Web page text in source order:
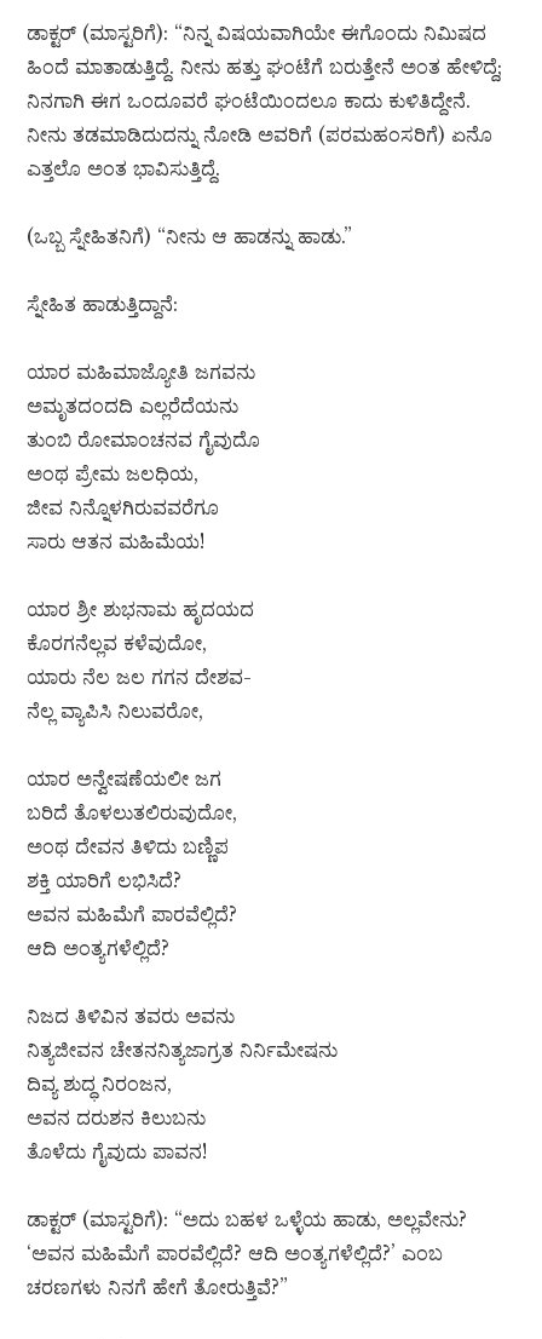
ಡಾಕ್ಟರ್ (ಮಾಸ್ಟರಿಗೆ): “ನಿನ್ನ ವಿಷಯವಾಗಿಯೇ ಈಗೊಂದು ನಿಮಿಷದ
ಹಿಂದೆ ಮಾತಾಡುತ್ತಿದ್ದೆ. ನೀನು ಹತ್ತು ಘಂಟೆಗೆ ಬರುತ್ತೇನೆ ಅಂತ ಹೇಳಿದ್ದೆ;
ನಿನಗಾಗಿ ಈಗ ಒಂದೂವರೆ ಘಂಟೆಯಿಂದಲೂ ಕಾದು ಕುಳಿತಿದ್ದೇನೆ.
ನೀನು ತಡಮಾಡಿದುದನ್ನು ನೋಡಿ ಅವರಿಗೆ (ಪರಮಹಂಸರಿಗೆ) ಏನೊ
ಎತ್ತಲೊ ಅಂತ ಭಾವಿಸುತ್ತಿದ್ದೆ.
(ಒಬ್ಬ ಸ್ನೇಹಿತನಿಗೆ) “ನೀನು ಆ ಹಾಡನ್ನು ಹಾಡು.”
ಸ್ನೇಹಿತ ಹಾಡುತ್ತಿದ್ದಾನೆ:
ಯಾರ ಮಹಿಮಾಜ್ಯೋತಿ ಜಗವನು
ಅಮೃತದಂದದಿ ಎಲ್ಲರೆದೆಯನು
ತುಂಬಿ ರೋಮಾಂಚನವ ಗೈವುದೊ
ಅಂಥ ಪ್ರೇಮ ಜಲಧಿಯ,
ಜೀವ ನಿನ್ನೊಳಗಿರುವವರೆಗೂ
ಸಾರು ಆತನ ಮಹಿಮೆಯ!
ಯಾರ ಶ್ರೀ ಶುಭನಾಮ ಹೃದಯದ
ಕೊರಗನೆಲ್ಲವ ಕಳೆವುದೋ,
ಯಾರು ನೆಲ ಜಲ ಗಗನ ದೇಶವ-
ನೆಲ್ಲ ವ್ಯಾಪಿಸಿ ನಿಲುವರೋ,
ಯಾರ ಅನ್ವೇಷಣೆಯಲೀ ಜಗ
ಬರಿದೆ ತೊಳಲುತಲಿರುವುದೋ,
ಅಂಥ ದೇವನ ತಿಳಿದು ಬಣ್ಣಿಪ
ಶಕ್ತಿ ಯಾರಿಗೆ ಲಭಿಸಿದೆ?
ಅವನ ಮಹಿಮೆಗೆ ಪಾರವೆಲ್ಲಿದೆ?
ಆದಿ ಅಂತ್ಯಗಳೆಲ್ಲಿದೆ?
ನಿಜದ ತಿಳಿವಿನ ತವರು ಅವನು
ನಿತ್ಯಜೀವನ ಚೇತನನಿತ್ಯಜಾಗ್ರತ ನಿರ್ನಿಮೇಷನು
ದಿವ್ಯ ಶುದ್ಧ ನಿರಂಜನ,
ಅವನ ದರುಶನ ಕಿಲುಬನು
ತೊಳೆದು ಗೈವುದು ಪಾವನ!
ಡಾಕ್ಟರ್ (ಮಾಸ್ಟರಿಗೆ): “ಅದು ಬಹಳ ಒಳ್ಳೆಯ ಹಾಡು, ಅಲ್ಲವೇನು?
‘ಅವನ ಮಹಿಮೆಗೆ ಪಾರವೆಲ್ಲಿದೆ? ಆದಿ ಅಂತ್ಯಗಳೆಲ್ಲಿದೆ?’ ಎಂಬ
ಚರಣಗಳು ನಿನಗೆ ಹೇಗೆ ತೋರುತ್ತಿವೆ?”